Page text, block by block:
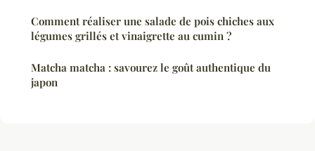
Comment réaliser une salade de pois chiches aux
légumes grillés et vinaigrette au cumin ?
Matcha matcha : savourez le goût authentique du
japon